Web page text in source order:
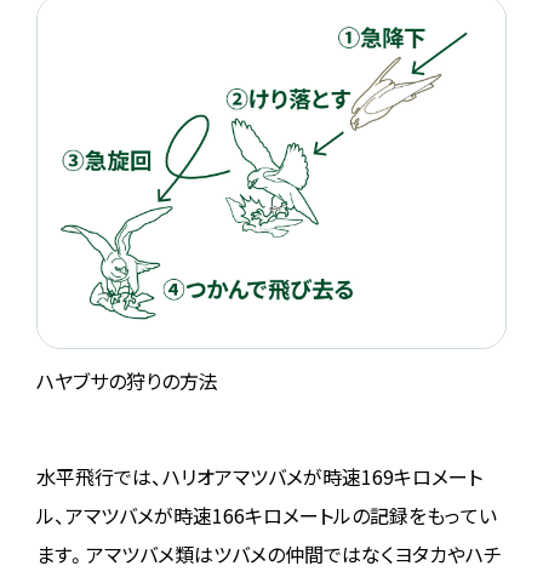
ハヤブサの狩りの方法
水平飛行では、ハリオアマツバメが時速169キロメート
ル、アマツバメが時速166キロメートルの記録をもってい
ます。アマツバメ類はツバメの仲間ではなくヨタカやハチ